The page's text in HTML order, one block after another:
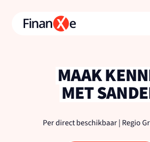
MAAK
MET
Per direct beschikbaar | Regio